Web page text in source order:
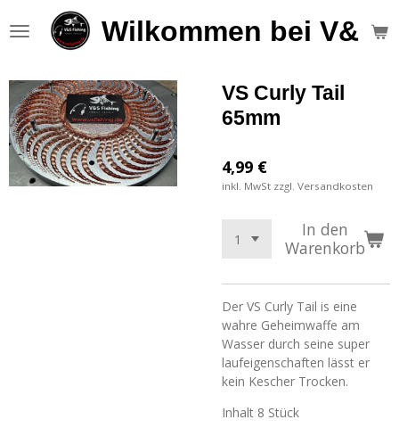
Hauptinhalt
Wilkommen bei V&S
VS Curly Tail
65mm
4,99 €
inkl. MwSt zzgl. Versandkosten
In den
Warenkorb
Der VS Curly Tail is eine
wahre Geheimwaffe am
Wasser durch seine super
laufeigenschaften lässt er
kein Kescher Trocken.
Inhalt 8 Stück